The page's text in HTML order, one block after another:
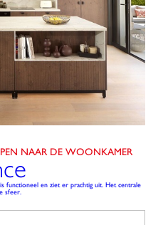
NAAR DE WOONKAMER
functioneel en ziet er prachtig uit. Het centrale
sfeer.